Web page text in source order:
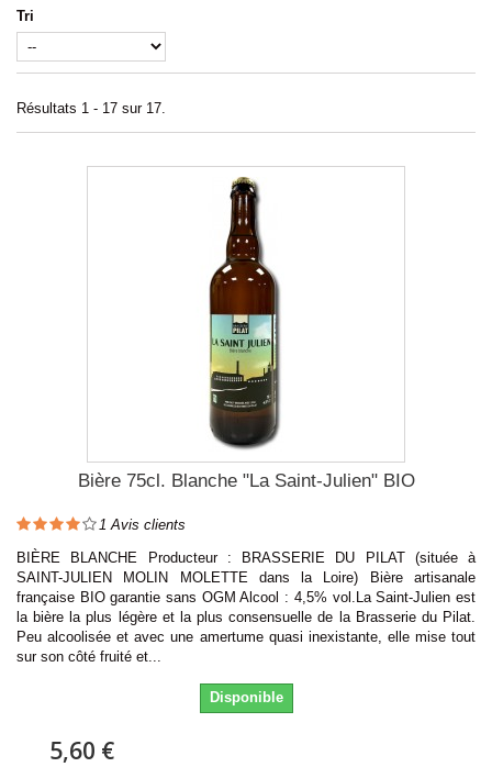
Tri
Résultats 1 - 17 sur 17.
Bière 75cl. Blanche "La Saint-Julien" BIO
1 Avis clients
BIÈRE BLANCHE Producteur : BRASSERIE DU PILAT (située à
SAINT-JULIEN MOLIN MOLETTE dans la Loire) Bière artisanale
française BIO garantie sans OGM Alcool : 4,5% vol.La Saint-Julien est
la bière la plus légère et la plus consensuelle de la Brasserie du Pilat.
Peu alcoolisée et avec une amertume quasi inexistante, elle mise tout
sur son côté fruité et...
Disponible
5,60 €